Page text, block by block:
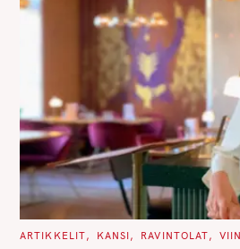
C
ARTIKKELIT KANSI RAVINTOLAT